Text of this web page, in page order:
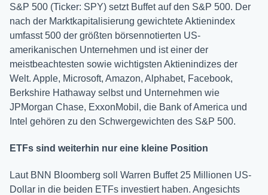
S&P 500 (Ticker: SPY) setzt Buffet auf den S&P 500. Der
nach der Marktkapitalisierung gewichtete Aktienindex
umfasst 500 der größten börsennotierten US-
amerikanischen Unternehmen und ist einer der
meistbeachtesten sowie wichtigsten Aktienindizes der
Welt. Apple, Microsoft, Amazon, Alphabet, Facebook,
Berkshire Hathaway selbst und Unternehmen wie
JPMorgan Chase, ExxonMobil, die Bank of America und
Intel gehören zu den Schwergewichten des S&P 500.
ETFs sind weiterhin nur eine kleine Position
Laut BNN Bloomberg soll Warren Buffet 25 Millionen US-
Dollar in die beiden ETFs investiert haben. Angesichts